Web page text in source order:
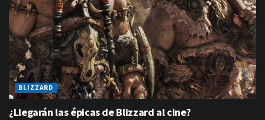
BLIZZARD
¿Llegarán las épicas de Blizzard al cine?